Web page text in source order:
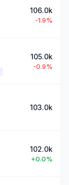
106.0k
-1.9%
105.0k
-0.9%
103.0k
102.0k
+0.0%